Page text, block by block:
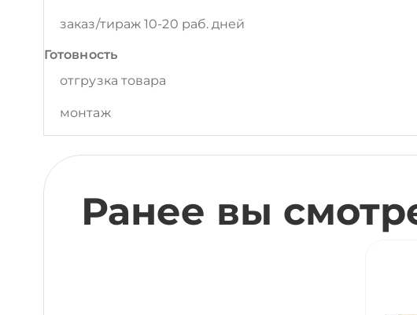
заказ/тираж 10-20 раб. дней
Готовность
отгрузка товара
монтаж
Ранее вы